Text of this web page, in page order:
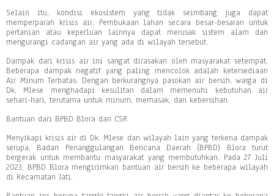
Selain itu, kondisi ekosistem yang tidak seimbang juga dapat
memperparah krisis air. Pembukaan lahan secara besar-besaran untuk
pertanian atau keperluan lainnya dapat merusak sistem alam dan
mengurangi cadangan air yang ada di wilayah tersebut.
Dampak dari krisis air ini sangat dirasakan oleh masyarakat setempat.
Beberapa dampak negatif yang paling mencolok adalah ketersediaan
Air Minum Terbatas: Dengan berkurangnya pasokan air bersih, warga di
Dk. Mlese menghadapi kesulitan dalam memenuhi kebutuhan air
sehari-hari, terutama untuk minum, memasak, dan kebersihan.
Bantuan dari BPBD Blora dan CSR
Menyikapi krisis air di Dk. Mlese dan wilayah lain yang terkena dampak
serupa, Badan Penanggulangan Bencana Daerah (BPBD) Blora turut
bergerak untuk membantu masyarakat yang membutuhkan. Pada 27 Juli
2023, BPBD Blora mengirimkan bantuan air bersih ke beberapa wilayah
di Kecamatan Jati.